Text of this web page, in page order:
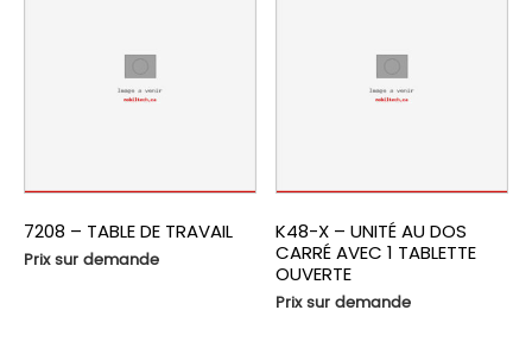
7208 – TABLE DE TRAVAIL
Prix sur demande
K48-X – UNITÉ AU DOS
CARRÉ AVEC 1 TABLETTE
OUVERTE
Prix sur demande